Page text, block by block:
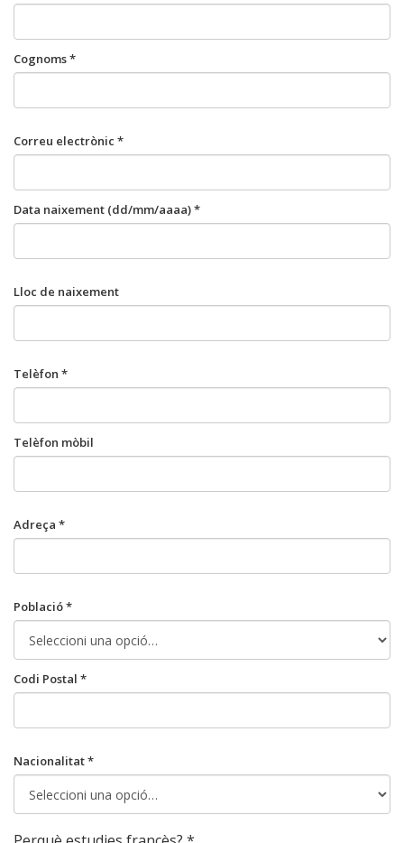
Cognoms *
Correu electrònic *
Data naixement (dd/mm/aaaa) *
Lloc de naixement
Telèfon *
Telèfon mòbil
Adreça *
Població *
Codi Postal *
Nacionalitat *